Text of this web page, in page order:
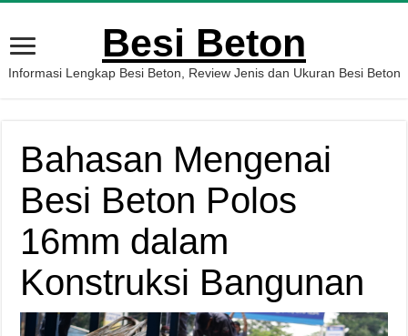
Besi Beton
Informasi Lengkap Besi Beton, Review Jenis dan Ukuran Besi Beton
Bahasan Mengenai
Besi Beton Polos
16mm dalam
Konstruksi Bangunan